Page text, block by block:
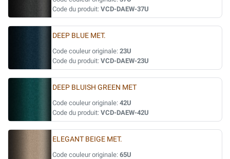
Code du produit: VCD-DAEW-37U
DEEP BLUE MET.
Code couleur originale: 23U
Code du produit: VCD-DAEW-23U
DEEP BLUISH GREEN MET
Code couleur originale: 42U
Code du produit: VCD-DAEW-42U
ELEGANT BEIGE MET.
Code couleur originale: 65U